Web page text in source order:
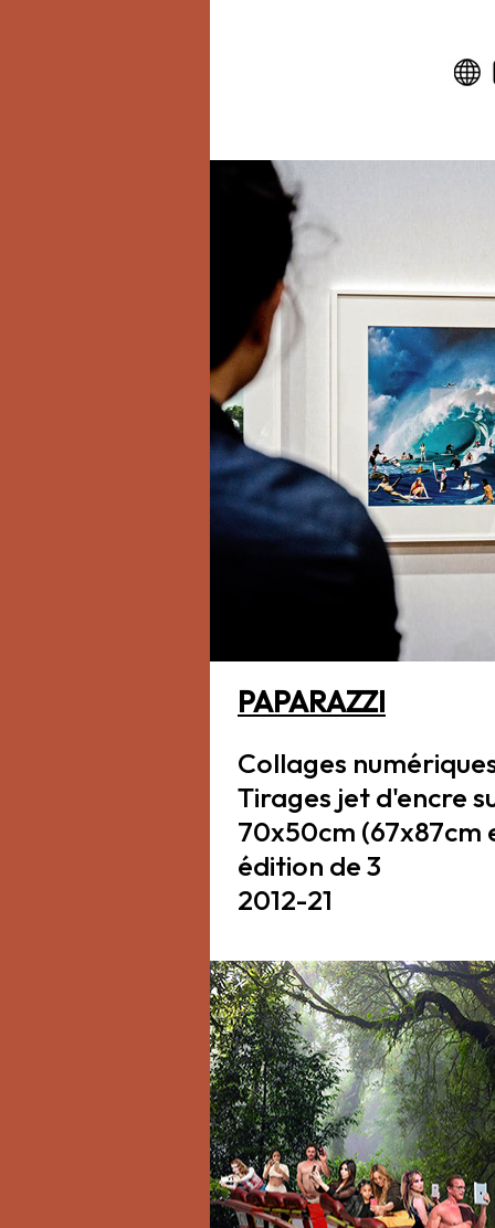
PAPARAZZI
Collages
Tirages jet d'encre
70x50cm (67x87cm
édition de 3
2012-21